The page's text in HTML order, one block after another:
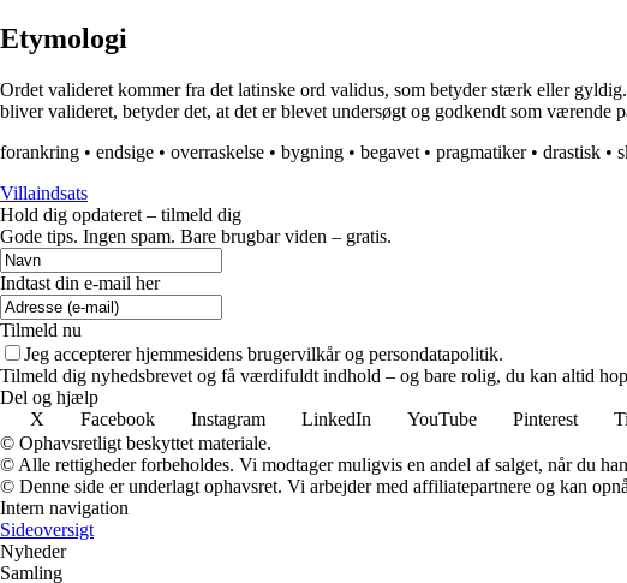
Etymologi
Ordet valideret kommer fra det latinske ord validus, som betyder stærk eller
bliver valideret, betyder det, at det er blevet undersøgt og godkendt som værende
forankring • endsige • overraskelse • bygning • begavet • pragmatiker• drastisk •
Villaindsats
Hold dig opdateret – tilmeld dig
Gode tips. Ingen spam. Bare brugbar viden – gratis.
Indtast din e-mail her
Tilmeld nu
Jeg accepterer hjemmesidens brugervilkår og persondatapolitik.
Tilmeld dig nyhedsbrevet og få værdifuldt indhold – og bare rolig, du kan altid
Del og hjælp
X
Facebook Instagram LinkedIn YouTube Pinterest
© Ophavsretligt beskyttet materiale.
© Alle rettigheder forbeholdes. Vi modtager muligvis en andel af salget, når du
© Denne side er underlagt ophavsret. Vi arbejder med affiliatepartnere og kan
Intern navigation
Sideoversigt
Nyheder
Samling